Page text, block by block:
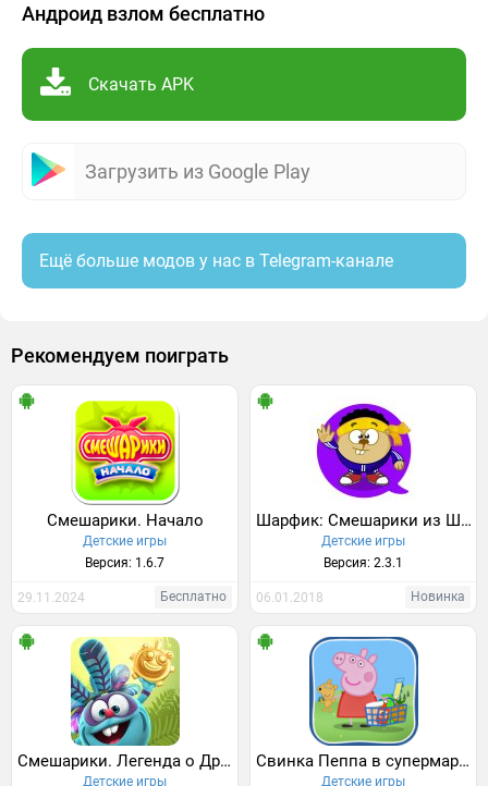
Андроид взлом бесплатно
Скачать APK
Загрузить из Google Play
Ещё больше модов у нас в Telegram-канале
Рекомендуем поиграть
Смешарики. Начало
Детские игры
Версия: 1.6.7
29.11.2024 Бесплатно
Шарфик: Смешарики из Шарарама
Детские игры
Версия: 2.3.1
06.01.2018 Новинка
Смешарики. Легенда о Драконе
Детские игры
Свинка Пеппа в супермаркете
Детские игры